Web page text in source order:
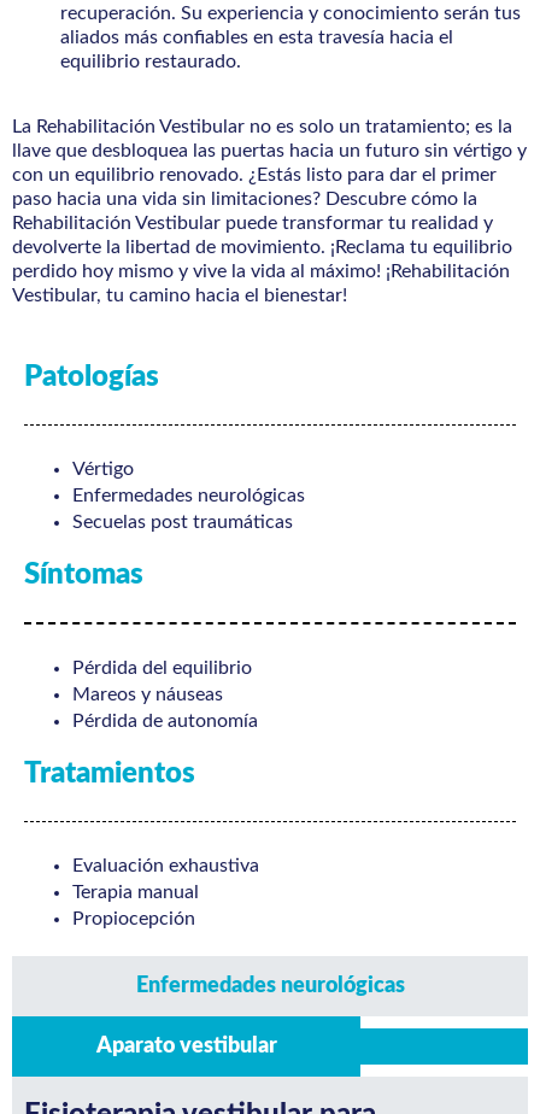
recuperación. Su experiencia y conocimiento serán tus
aliados más confiables en esta travesía hacia el
equilibrio restaurado.
La Rehabilitación Vestibular no es solo un tratamiento; es la
llave que desbloquea las puertas hacia un futuro sin vértigo y
con un equilibrio renovado. ¿Estás listo para dar el primer
paso hacia una vida sin limitaciones? Descubre cómo la
Rehabilitación Vestibular puede transformar tu realidad y
devolverte la libertad de movimiento. ¡Reclama tu equilibrio
perdido hoy mismo y vive la vida al máximo! ¡Rehabilitación
Vestibular, tu camino hacia el bienestar!
Patologías
Vértigo
Enfermedades neurológicas
Secuelas post traumáticas
Síntomas
Pérdida del equilibrio
Mareos y náuseas
Pérdida de autonomía
Tratamientos
Evaluación exhaustiva
Terapia manual
Propiocepción
Enfermedades neurológicas
Aparato vestibular